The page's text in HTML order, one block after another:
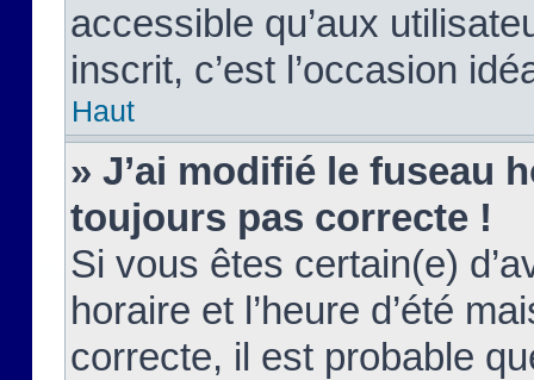
accessible qu’aux
inscrit, c’est l’occasion
Haut
» J’ai modifié le fuseau
toujours pas correcte !
Si vous êtes certain(e)
horaire et l’heure d’été
correcte, il est probable